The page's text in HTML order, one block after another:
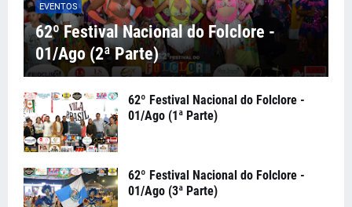
EVENTOS
62º Festival Nacional do Folclore -
01/Ago (2ª Parte)
62º Festival Nacional do Folclore -
01/Ago (1ª Parte)
62º Festival Nacional do Folclore -
01/Ago (3ª Parte)